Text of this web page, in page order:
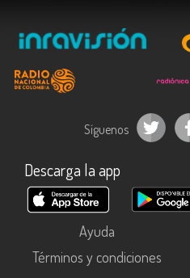
Síguenos
Descarga la app
Ayuda
Términos y condiciones